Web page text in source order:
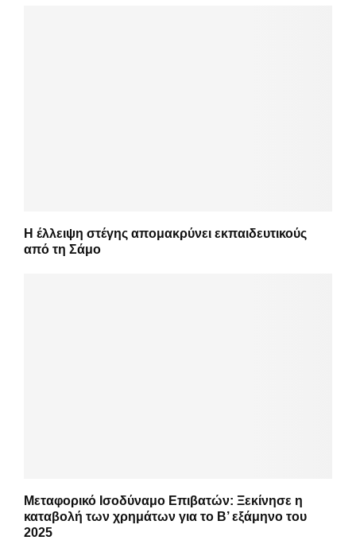
Η έλλειψη στέγης απομακρύνει εκπαιδευτικούς
από τη Σάμο
Μεταφορικό Ισοδύναμο Επιβατών: Ξεκίνησε η
καταβολή των χρημάτων για το Β’ εξάμηνο του
2025